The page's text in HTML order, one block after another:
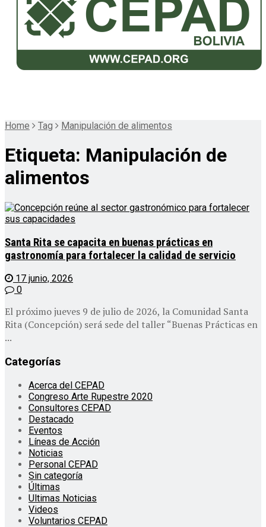
Home Tag Manipulación de alimentos
Etiqueta: Manipulación de
alimentos
Santa Rita se capacita en buenas prácticas en
gastronomía para fortalecer la calidad de servicio
17 junio, 2026
0
El próximo jueves 9 de julio de 2026, la Comunidad Santa
Rita (Concepción) será sede del taller “Buenas Prácticas en
...
Categorías
Acerca del CEPAD
Congreso Arte Rupestre 2020
Consultores CEPAD
Destacado
Eventos
Líneas de Acción
Noticias
Personal CEPAD
Sin categoría
Últimas
Ultimas Noticias
Videos
Voluntarios CEPAD